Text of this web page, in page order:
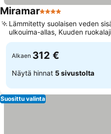
Miramar4 Tähtiluokitus
Lämmitetty suolaisen veden
ulkouima-allas, Kuuden
illallinen
Alkaen 312 €
Näytä hinnat 5 sivustolta
Suosittu valinta